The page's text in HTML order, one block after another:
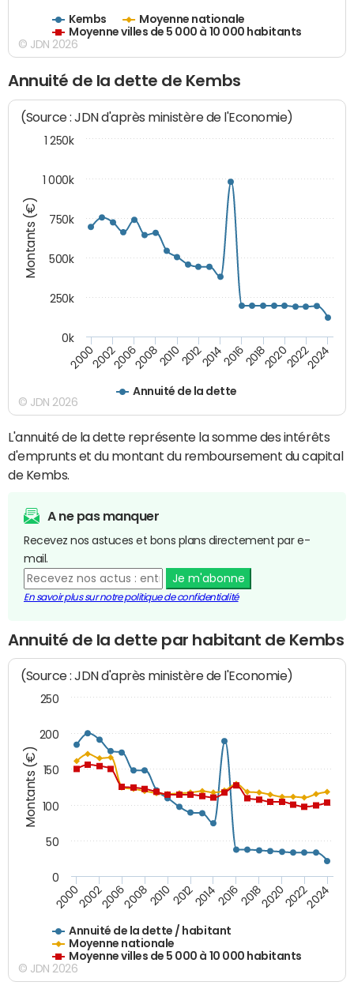
Kembs
Moyenne nationale
Moyenne villes de 5 000 à 10 000 habitants
© JDN 2026
Annuité de la dette de Kembs
Montants (€)
(Source : JDN d'après ministère de l'Economie)
Annuité de la dette
200020022006200820102012201420162018202020222024
0k
250k
500k
750k
1 000k
1 250k
© JDN 2026
L'annuité de la dette représente la somme des intérêts
d'emprunts et du montant du remboursement du capital
de Kembs.
A ne pas manquer
Recevez nos astuces et bons plans directement par e-
mail.
Je m'abonne
En savoir plus sur notre politique de confidentialité
Annuité de la dette par habitant de Kembs
Montants (€)
(Source : JDN d'après ministère de l'Economie)
Annuité de la dette / habitant
Moyenne nationale
Moyenne villes de 5 000 à 10 000 habitants
200020022006200820102012201420162018202020222024
0
50
100
150
200
250
© JDN 2026